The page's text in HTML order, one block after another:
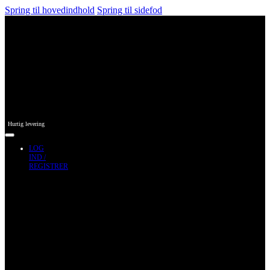
Spring til hovedindhold Spring til sidefod
Hurtig levering
LOG
IND /
REGISTRER